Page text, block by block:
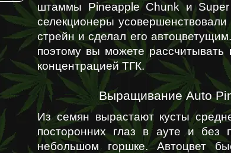
штаммы Pineapple Chunk и Super
селекционеры
стрейн и сделал его
поэтому вы можете
концентрацией ТГК.
Выращивание Auto
Из семян вырастают кусты
посторонних глаз в ауте и без
небольшом горшке. Автоцвет